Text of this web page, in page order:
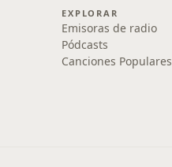
EXPLORAR
Emisoras de radio
Pódcasts
Canciones Populares